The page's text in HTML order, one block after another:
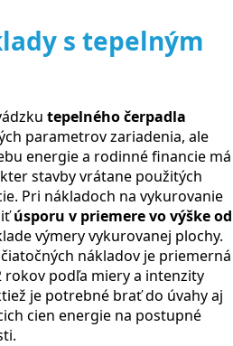
s tepelným
tepelného čerpadla
parametrov zariadenia, ale
energie a rodinné financie má
stavby vrátane použitých
Pri nákladoch na vykurovanie
úsporu v priemere vo výške od
výmery vykurovanej plochy.
nákladov je priemerná
rokov podľa miery a intenzity
je potrebné brať do úvahy aj
cien energie na postupné